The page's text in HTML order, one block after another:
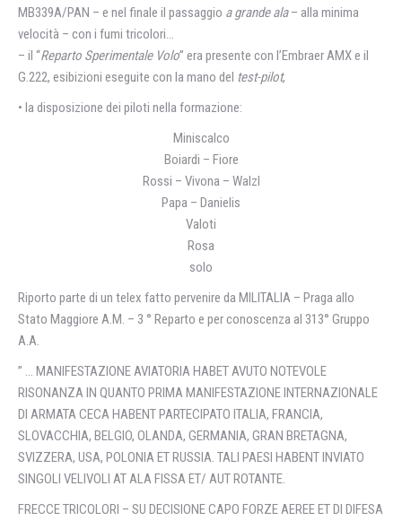
MB339A/PAN – e nel finale il passaggio a grande ala– alla minima
velocità – con i fumi tricolori…
– il “Reparto Sperimentale Volo” era presente con l’Embraer AMX e il
G.222, esibizioni eseguite con la mano del test-pilot,
• la disposizione dei piloti nella formazione:
Miniscalco
Boiardi – Fiore
Rossi – Vivona – Walzl
Papa – Danielis
Valoti
Rosa
solo
Riporto parte di un telex fatto pervenire da MILITALIA – Praga allo
Stato Maggiore A.M. – 3 ° Reparto e per conoscenza al 313° Gruppo
A.A.
” … MANIFESTAZIONE AVIATORIA HABET AVUTO NOTEVOLE
RISONANZA IN QUANTO PRIMA MANIFESTAZIONE INTERNAZIONALE
DI ARMATA CECA HABENT PARTECIPATO ITALIA, FRANCIA,
SLOVACCHIA, BELGIO, OLANDA, GERMANIA, GRAN BRETAGNA,
SVIZZERA, USA, POLONIA ET RUSSIA. TALI PAESI HABENT INVIATO
SINGOLI VELIVOLI AT ALA FISSA ET/ AUT ROTANTE.
FRECCE TRICOLORI – SU DECISIONE CAPO FORZE AEREE ET DI DIFESA